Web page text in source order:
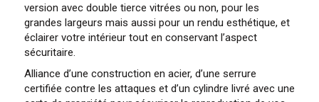
version avec double tierce vitrées ou non, pour les
grandes largeurs mais aussi pour un rendu esthétique, et
éclairer votre intérieur tout en conservant l’aspect
sécuritaire.
Alliance d’une construction en acier, d’une serrure
certifiée contre les attaques et d’un cylindre livré avec une